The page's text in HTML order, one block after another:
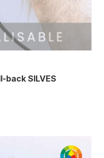
back SILVES